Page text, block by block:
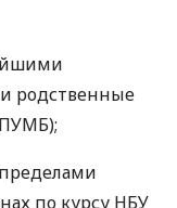
родственные
по курсу НБУ